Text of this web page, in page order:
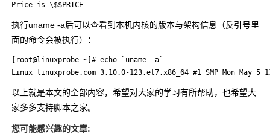
Price is \$$PRICE
执行uname -a后可以查看到本机内核的版本与架构信息（反引号里
面的命令会被执行）：
[root@linuxprobe ~]# echo `uname -a`
Linux linuxprobe.com 3.10.0-123.el7.x86_64 #1 SMP Mon May 5
以上就是本文的全部内容，希望对大家的学习有所帮助，也希望大
家多多支持脚本之家。
您可能感兴趣的文章: